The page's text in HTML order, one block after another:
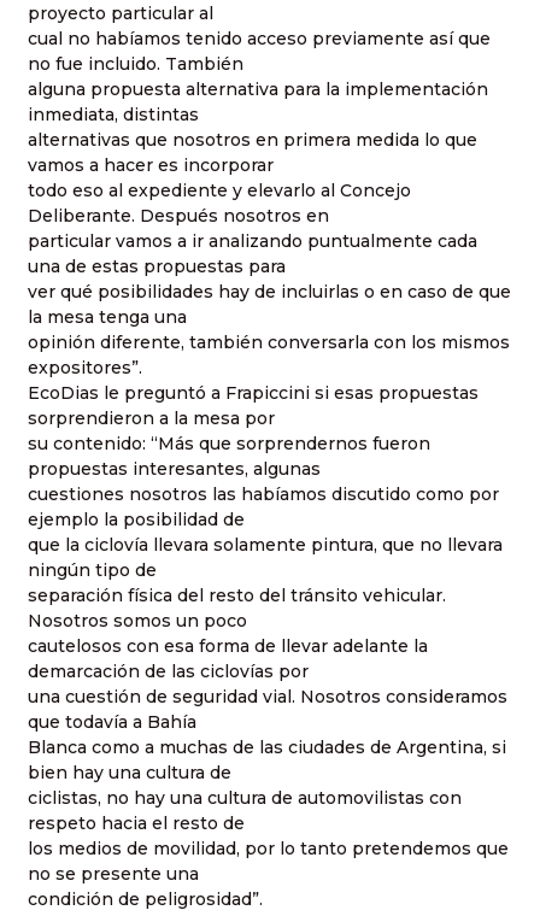
proyecto particular al
cual no habíamos tenido acceso previamente así que
no fue incluido. También
alguna propuesta alternativa para la implementación
inmediata, distintas
alternativas que nosotros en primera medida lo que
vamos a hacer es incorporar
todo eso al expediente y elevarlo al Concejo
Deliberante. Después nosotros en
particular vamos a ir analizando puntualmente cada
una de estas propuestas para
ver qué posibilidades hay de incluirlas o en caso de que
la mesa tenga una
opinión diferente, también conversarla con los mismos
expositores”.
EcoDias le preguntó a Frapiccini si esas propuestas
sorprendieron a la mesa por
su contenido: “Más que sorprendernos fueron
propuestas interesantes, algunas
cuestiones nosotros las habíamos discutido como por
ejemplo la posibilidad de
que la ciclovía llevara solamente pintura, que no llevara
ningún tipo de
separación física del resto del tránsito vehicular.
Nosotros somos un poco
cautelosos con esa forma de llevar adelante la
demarcación de las ciclovías por
una cuestión de seguridad vial. Nosotros consideramos
que todavía a Bahía
Blanca como a muchas de las ciudades de Argentina, si
bien hay una cultura de
ciclistas, no hay una cultura de automovilistas con
respeto hacia el resto de
los medios de movilidad, por lo tanto pretendemos que
no se presente una
condición de peligrosidad”.